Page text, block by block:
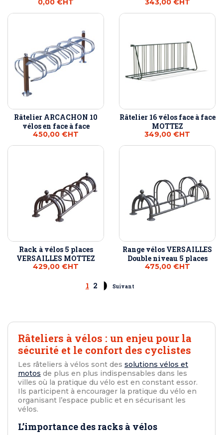
0,00 € HT 343,00 € HT
Râtelier ARCACHON 10
vélos en face à face
450,00 €HT
Râtelier 16 vélos face à face
MOTTEZ
349,00 €HT
Rack à vélos 5 places
VERSAILLES MOTTEZ
429,00 €HT
Range vélos VERSAILLES
Double niveau 5 places
475,00 €HT
1 2 Suivant
Râteliers à vélos : un enjeu pour la
sécurité et le confort des cyclistes
Les râteliers à vélos sont des solutions vélos et
motos de plus en plus indispensables dans les
villes où la pratique du vélo est en constant essor.
Ils participent à encourager la pratique du vélo en
organisant l’espace public et en sécurisant les
vélos.
L’importance des racks à vélos